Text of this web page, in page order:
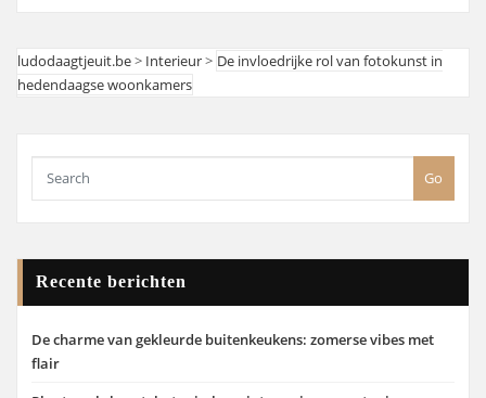
ludodaagtjeuit.be> Interieur> De invloedrijke rol van fotokunst in
hedendaagse woonkamers
Go
Recente berichten
De charme van gekleurde buitenkeukens: zomerse vibes met
flair